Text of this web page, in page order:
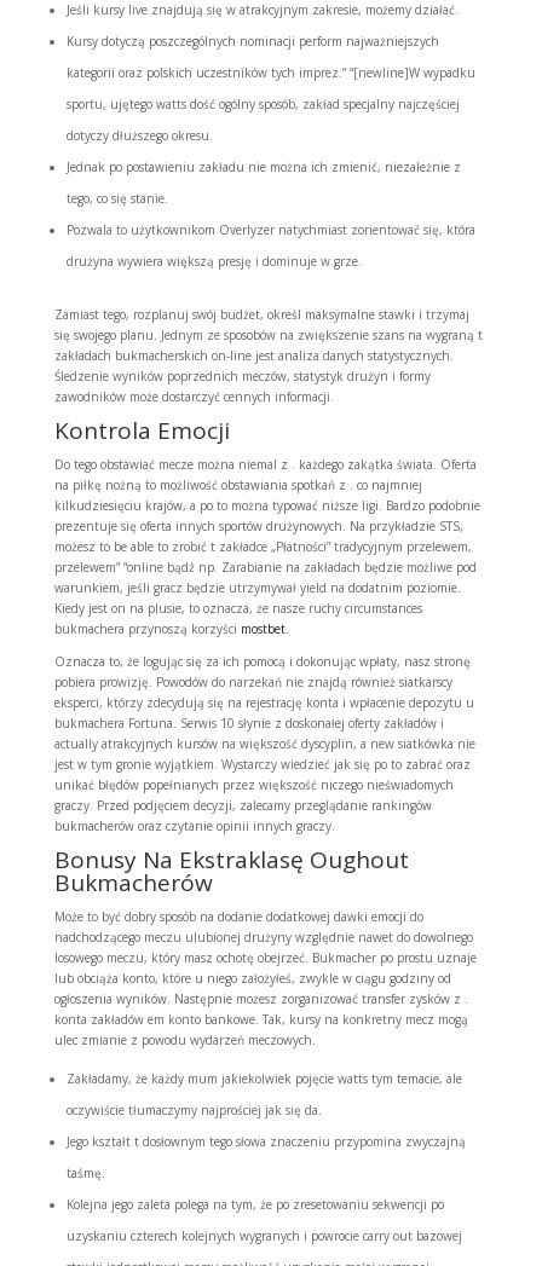
Jeśli kursy live znajdują się w atrakcyjnym zakresie, możemy działać.
Kursy dotyczą poszczególnych nominacji perform najważniejszych
kategorii oraz polskich uczestników tych imprez.” “[newline]W wypadku
sportu, ujętego watts dość ogólny sposób, zakład specjalny najczęściej
dotyczy dłuższego okresu.
Jednak po postawieniu zakładu nie można ich zmienić, niezależnie z
tego, co się stanie.
Pozwala to użytkownikom Overlyzer natychmiast zorientować się, która
drużyna wywiera większą presję i dominuje w grze.
Zamiast tego, rozplanuj swój budżet, określ maksymalne stawki i trzymaj
się swojego planu. Jednym ze sposobów na zwiększenie szans na wygraną t
zakładach bukmacherskich on-line jest analiza danych statystycznych.
Śledzenie wyników poprzednich meczów, statystyk drużyn i formy
zawodników może dostarczyć cennych informacji.
Kontrola Emocji
Do tego obstawiać mecze można niemal z . każdego zakątka świata. Oferta
na piłkę nożną to możliwość obstawiania spotkań z . co najmniej
kilkudziesięciu krajów, a po to można typować niższe ligi. Bardzo podobnie
prezentuje się oferta innych sportów drużynowych. Na przykładzie STS,
możesz to be able to zrobić t zakładce „Płatności” tradycyjnym przelewem,
przelewem” “online bądź np. Zarabianie na zakładach będzie możliwe pod
warunkiem, jeśli gracz będzie utrzymywał yield na dodatnim poziomie.
Kiedy jest on na plusie, to oznacza, że nasze ruchy circumstances
bukmachera przynoszą korzyści mostbet.
Oznacza to, że logując się za ich pomocą i dokonując wpłaty, nasz stronę
pobiera prowizję. Powodów do narzekań nie znajdą również siatkarscy
eksperci, którzy zdecydują się na rejestrację konta i wpłacenie depozytu u
bukmachera Fortuna. Serwis 10 słynie z doskonałej oferty zakładów i
actually atrakcyjnych kursów na większość dyscyplin, a new siatkówka nie
jest w tym gronie wyjątkiem. Wystarczy wiedzieć jak się po to zabrać oraz
unikać błędów popełnianych przez większość niczego nieświadomych
graczy. Przed podjęciem decyzji, zalecamy przeglądanie rankingów
bukmacherów oraz czytanie opinii innych graczy.
Bonusy Na Ekstraklasę Oughout
Bukmacherów
Może to być dobry sposób na dodanie dodatkowej dawki emocji do
nadchodzącego meczu ulubionej drużyny względnie nawet do dowolnego
losowego meczu, który masz ochotę obejrzeć. Bukmacher po prostu uznaje
lub obciąża konto, które u niego założyłeś, zwykle w ciągu godziny od
ogłoszenia wyników. Następnie możesz zorganizować transfer zysków z .
konta zakładów em konto bankowe. Tak, kursy na konkretny mecz mogą
ulec zmianie z powodu wydarzeń meczowych.
Zakładamy, że każdy mum jakiekolwiek pojęcie watts tym temacie, ale
oczywiście tłumaczymy najprościej jak się da.
Jego kształt t dosłownym tego słowa znaczeniu przypomina zwyczajną
taśmę.
Kolejna jego zaleta polega na tym, że po zresetowaniu sekwencji po
uzyskaniu czterech kolejnych wygranych i powrocie carry out bazowej